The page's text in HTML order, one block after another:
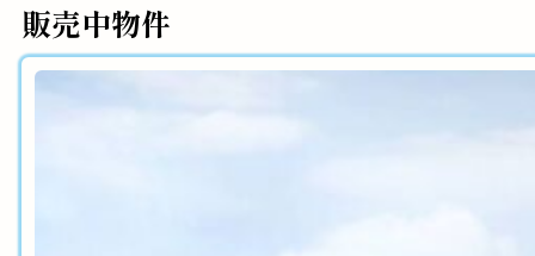
販売中物件